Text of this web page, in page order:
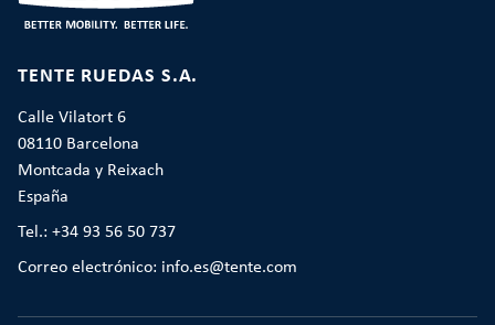
TENTE RUEDAS S.A.
Calle Vilatort 6
08110 Barcelona
Montcada y Reixach
España
Tel.: +34 93 56 50 737
Correo electrónico: info.es@tente.com